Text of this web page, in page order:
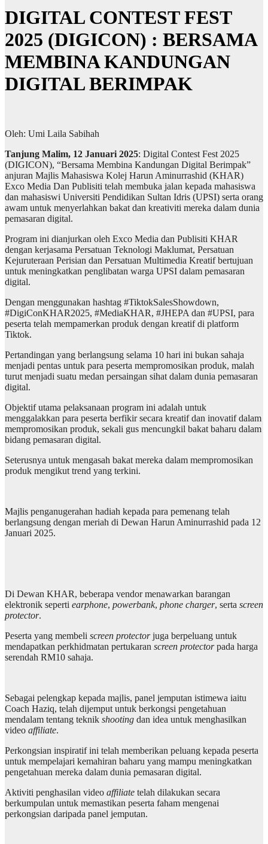
DIGITAL CONTEST FEST
2025 (DIGICON) : BERSAMA
MEMBINA KANDUNGAN
DIGITAL BERIMPAK
Oleh: Umi Laila Sabihah
Tanjung Malim, 12 Januari 2025: Digital Contest Fest 2025
(DIGICON), “Bersama Membina Kandungan Digital Berimpak”
anjuran Majlis Mahasiswa Kolej Harun Aminurrashid (KHAR)
Exco Media Dan Publisiti telah membuka jalan kepada mahasiswa
dan mahasiswi Universiti Pendidikan Sultan Idris (UPSI) serta orang
awam untuk menyerlahkan bakat dan kreativiti mereka dalam dunia
pemasaran digital.
Program ini dianjurkan oleh Exco Media dan Publisiti KHAR
dengan kerjasama Persatuan Teknologi Maklumat, Persatuan
Kejuruteraan Perisian dan Persatuan Multimedia Kreatif bertujuan
untuk meningkatkan penglibatan warga UPSI dalam pemasaran
digital.
Dengan menggunakan hashtag #TiktokSalesShowdown,
#DigiConKHAR2025, #MediaKHAR, #JHEPA dan #UPSI, para
peserta telah mempamerkan produk dengan kreatif di platform
Tiktok.
Pertandingan yang berlangsung selama 10 hari ini bukan sahaja
menjadi pentas untuk para peserta mempromosikan produk, malah
turut menjadi suatu medan persaingan sihat dalam dunia pemasaran
digital.
Objektif utama pelaksanaan program ini adalah untuk
menggalakkan para peserta berfikir secara kreatif dan inovatif dalam
mempromosikan produk, sekali gus mencungkil bakat baharu dalam
bidang pemasaran digital.
Seterusnya untuk mengasah bakat mereka dalam mempromosikan
produk mengikut trend yang terkini.
Majlis penganugerahan hadiah kepada para pemenang telah
berlangsung dengan meriah di Dewan Harun Aminurrashid pada 12
Januari 2025.
Di Dewan KHAR, beberapa vendor menawarkan barangan
elektronik seperti earphone, powerbank, phone charger, serta screen
protector.
Peserta yang membeli screen protectorjuga berpeluang untuk
mendapatkan perkhidmatan pertukaran screen protectorpada harga
serendah RM10 sahaja.
Sebagai pelengkap kepada majlis, panel jemputan istimewa iaitu
Coach Haziq, telah dijemput untuk berkongsi pengetahuan
mendalam tentang teknik shooting dan idea untuk menghasilkan
video affiliate.
Perkongsian inspiratif ini telah memberikan peluang kepada peserta
untuk mempelajari kemahiran baharu yang mampu meningkatkan
pengetahuan mereka dalam dunia pemasaran digital.
Aktiviti penghasilan video affiliate telah dilakukan secara
berkumpulan untuk memastikan peserta faham mengenai
perkongsian daripada panel jemputan.